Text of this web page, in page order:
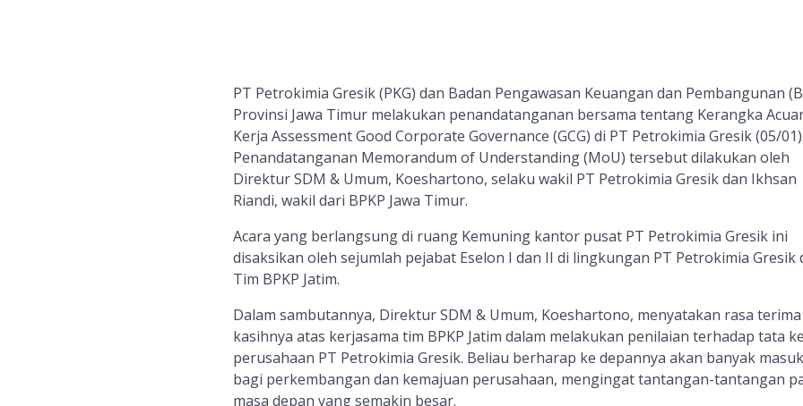
PT Petrokimia Gresik(PKG) dan Badan Pengawasan Keuangan dan Pembangunan
Provinsi Jawa Timur melakukan penandatanganan bersama tentang Kerangka
Kerja Assessment Good Corporate Governance (GCG) di PT Petrokimia Gresik (05/01).
Penandatanganan Memorandum of Understanding (MoU) tersebutdilakukan oleh
Direktur SDM & Umum, Koeshartono, selaku wakil PT Petrokimia Gresikdan Ikhsan
Riandi, wakil dari BPKP Jawa Timur.
Acara yang berlangsung di ruang Kemuning kantor pusat PT Petrokimia Gresik ini
disaksikan oleh sejumlah pejabat Eselon I dan II di lingkungan PT Petrokimia Gresik
Tim BPKP Jatim.
Dalam sambutannya, Direktur SDM & Umum, Koeshartono, menyatakan rasa terima
kasihnya atas kerjasama tim BPKP Jatim dalam melakukan penilaian terhadap tata
perusahaan PT Petrokimia Gresik. Beliau berharap ke depannya akan banyak
bagi perkembangan dan kemajuan perusahaan, mengingat tantangan-tantangan
masa depan yang semakin besar.